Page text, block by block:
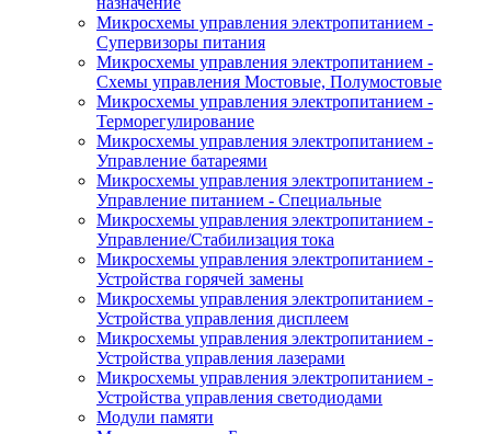
Микросхемы управления электропитанием -
Супервизоры питания
Микросхемы управления электропитанием -
Схемы управления Мостовые, Полумостовые
Микросхемы управления электропитанием -
Терморегулирование
Микросхемы управления электропитанием -
Управление батареями
Микросхемы управления электропитанием -
Управление питанием - Специальные
Микросхемы управления электропитанием -
Управление/Стабилизация тока
Микросхемы управления электропитанием -
Устройства горячей замены
Микросхемы управления электропитанием -
Устройства управления дисплеем
Микросхемы управления электропитанием -
Устройства управления лазерами
Микросхемы управления электропитанием -
Устройства управления светодиодами
Модули памяти